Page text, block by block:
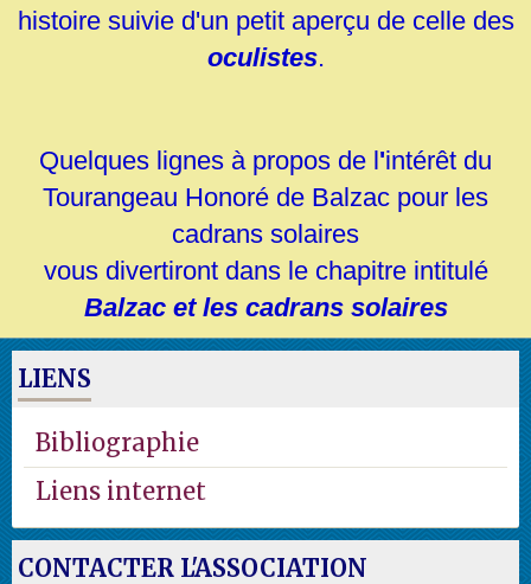
histoire suivie d'un petit aperçu de celle des
oculistes.
Quelques lignes à propos de l'intérêt du
Tourangeau Honoré de Balzac pour les
cadrans solaires
vous divertiront dans le chapitre intitulé
Balzac et les cadrans solaires
LIENS
Bibliographie
Liens internet
CONTACTER L'ASSOCIATION